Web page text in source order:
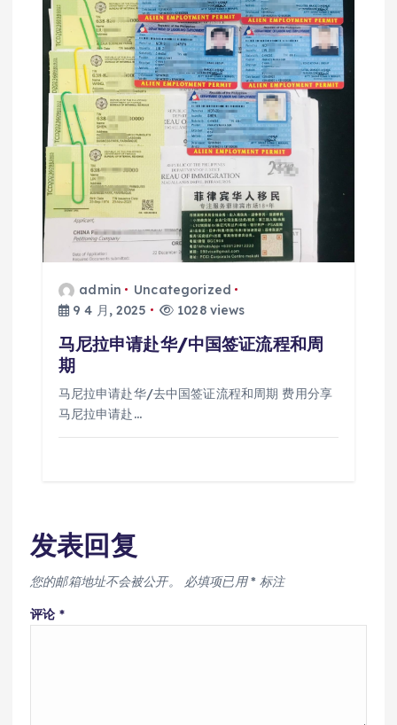
admin
Uncategorized
9 4 月, 2025
1028 views
马尼拉申请赴华/中国签证流程和周
期
马尼拉申请赴华/去中国签证流程和周期 费用分享
马尼拉申请赴…
发表回复
您的邮箱地址不会被公开。 必填项已用* 标注
评论 *